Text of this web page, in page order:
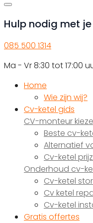
Hulp nodig met
085 500 1314
Ma - Vr 8:30 tot 17:00
Home
Wie zijn wij?
Cv-ketel gids
CV-monteur
Beste cv-
Alternatief
Cv-ketel
Onderhoud cv-
Cv-ketel
Cv ketel
Cv-ketel
Gratis offertes